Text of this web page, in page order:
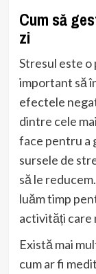
Cum să
zi
Stresul este o
important să
efectele
dintre cele
face pentru a
sursele de
să le
luăm timp
activități care
Există mai
cum ar fi